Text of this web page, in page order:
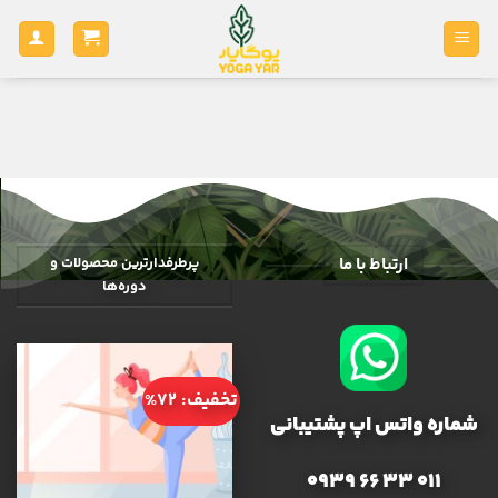
ارتباط با ما
شماره واتس اپ پشتیبانی
011 33 66 0939
پرطرفدارترین محصولات و
دوره‌ها
تخفیف: 72%